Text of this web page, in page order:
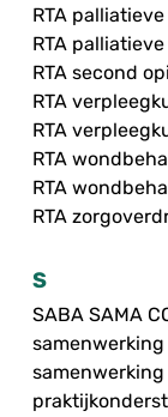
RTA
RTA
RTA second
RTA
RTA
RTA
RTA
RTA
S
SABA SAMA